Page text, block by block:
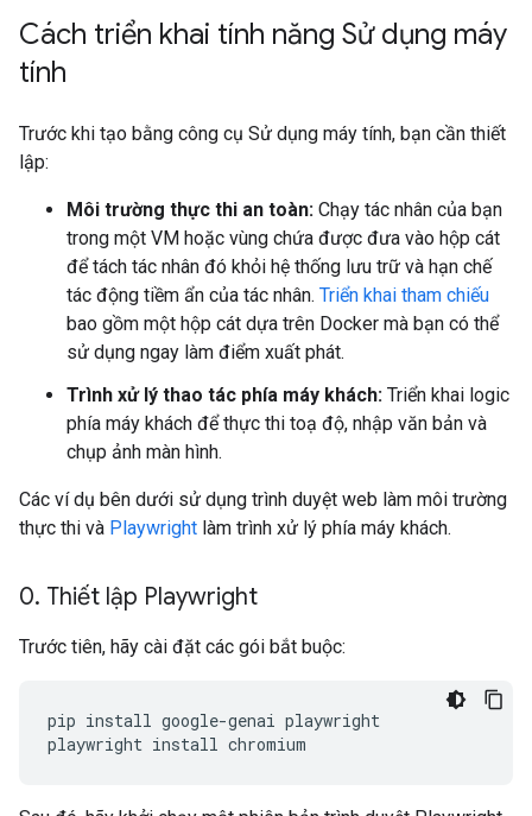
Cách triển khai tính năng Sử dụng máy
tính
Trước khi tạo bằng công cụ Sử dụng máy tính, bạn cần thiết
lập:
Môi trường thực thi an toàn: Chạy tác nhân của bạn
trong một VM hoặc vùng chứa được đưa vào hộp cát
để tách tác nhân đó khỏi hệ thống lưu trữ và hạn chế
tác động tiềm ẩn của tác nhân. Triển khai tham chiếu
bao gồm một hộp cát dựa trên Docker mà bạn có thể
sử dụng ngay làm điểm xuất phát.
Trình xử lý thao tác phía máy khách: Triển khai logic
phía máy khách để thực thi toạ độ, nhập văn bản và
chụp ảnh màn hình.
Các ví dụ bên dưới sử dụng trình duyệt web làm môi trường
thực thi và Playwright làm trình xử lý phía máy khách.
0. Thiết lập Playwright
Trước tiên, hãy cài đặt các gói bắt buộc:
pip install google-genai playwright
playwright install